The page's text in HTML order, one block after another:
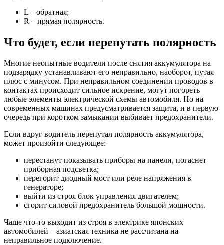
L – обратная;
R – прямая полярность.
Что будет, если перепутать полярность
Многие неопытные водители после снятия аккумулятора на
подзарядку устанавливают его неправильно, наоборот, путая
плюс с минусом. При неправильном соединении проводов в
контактах происходит сильное искрение, могут погореть
любые элементы электрической схемы автомобиля. Но на
современных машинах предусматривается защита, и в первую
очередь при коротком замыкании выбивает предохранители.
Если вдруг водитель перепутал полярность аккумулятора,
может произойти следующее:
перестанут показывать приборы на панели, погаснет
приборная подсветка;
перегорит диодный мост или реле напряжения в
генераторе;
выйти из строя блок управления двигателем;
сгорит силовой предохранитель большой мощности.
Чаще что-то выходит из строя в электрике японских
автомобилей – азиатская техника не рассчитана на
неправильное подключение.